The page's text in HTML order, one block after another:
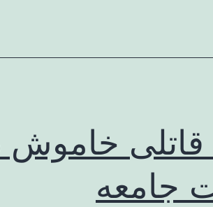
خاموش
جامعه